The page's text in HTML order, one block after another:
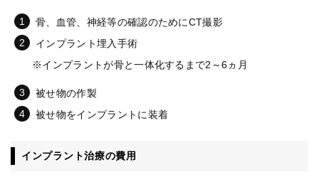
骨、血管、神経等の確認のためにCT撮影
インプラント埋入手術
※インプラントが骨と一体化するまで2～6ヵ月
被せ物の作製
被せ物をインプラントに装着
インプラント治療の費用